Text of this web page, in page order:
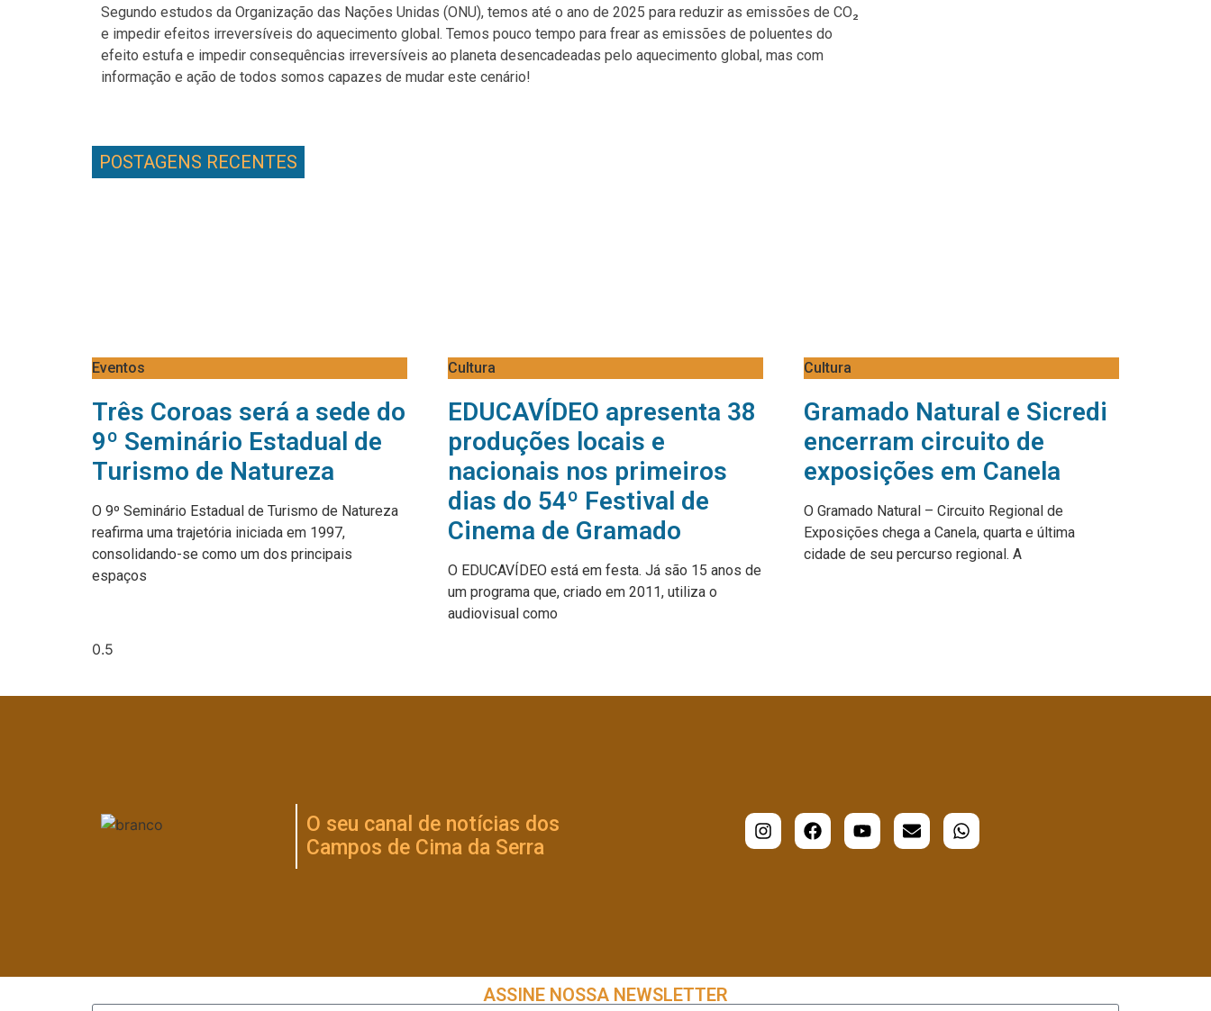
Segundo estudos da Organização das Nações Unidas (ONU), temos até o ano de 2025 para reduzir as emissões de CO₂
e impedir efeitos irreversíveis do aquecimento global. Temos pouco tempo para frear as emissões de poluentes do
efeito estufa e impedir consequências irreversíveis ao planeta desencadeadas pelo aquecimento global, mas com
informação e ação de todos somos capazes de mudar este cenário!
POSTAGENS RECENTES
Eventos
Três Coroas será a sede do
9º Seminário Estadual de
Turismo de Natureza
O 9º Seminário Estadual de Turismo de Natureza
reafirma uma trajetória iniciada em 1997,
consolidando-se como um dos principais
espaços
Cultura
EDUCAVÍDEO apresenta 38
produções locais e
nacionais nos primeiros
dias do 54º Festival de
Cinema de Gramado
O EDUCAVÍDEO está em festa. Já são 15 anos de
um programa que, criado em 2011, utiliza o
audiovisual como
Cultura
Gramado Natural e Sicredi
encerram circuito de
exposições em Canela
O Gramado Natural – Circuito Regional de
Exposições chega a Canela, quarta e última
cidade de seu percurso regional. A
O seu canal de notícias dos
Campos de Cima da Serra
ASSINE NOSSA NEWSLETTER